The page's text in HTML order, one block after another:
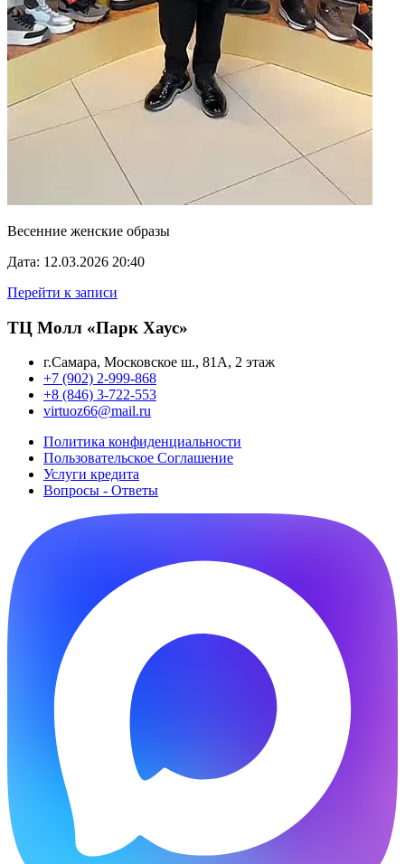
Весенние женские образы
Дата: 12.03.2026 20:40
Перейти к записи
ТЦ Молл «Парк Хаус»
г.Самара, Московское ш., 81А, 2 этаж
+7 (902) 2-999-868
+8 (846) 3-722-553
virtuoz66@mail.ru
Политика конфиденциальности
Пользовательское Cоглашение
Услуги кредита
Вопросы - Ответы